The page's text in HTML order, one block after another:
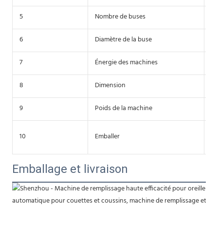
5 Nombre de buses
6 Diamètre de la buse
7 Énergie des machines
8 Dimension
9 Poids de la machine
10 Emballer
Emballage et livraison